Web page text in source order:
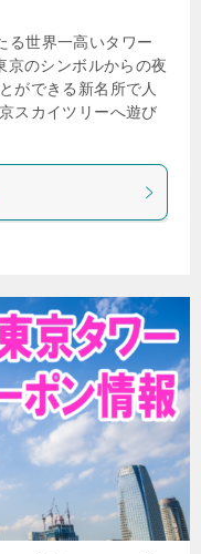
る世界一高いタワー
京のシンボルからの夜
ができる新名所で人
スカイツリーへ遊び